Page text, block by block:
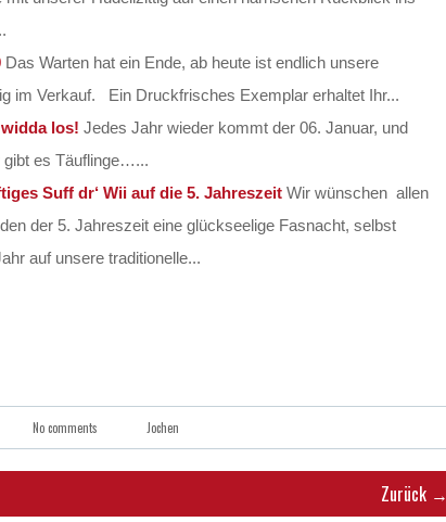
Das Warten hat ein Ende, ab heute ist endlich unsere
im Verkauf. Ein Druckfrisches Exemplar erhaltet Ihr...
los! Jedes Jahr wieder kommt der 06. Januar, und
gibt es Täuflinge…...
Suff dr‘ Wii auf die 5. Jahreszeit Wir wünschen allen
der 5. Jahreszeit eine glückseelige Fasnacht, selbst
auf unsere traditionelle...
No comments Jochen
Zurück →